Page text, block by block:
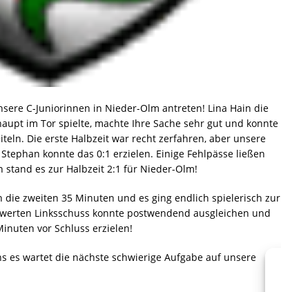
C-Juniorinnen in Nieder-Olm antreten! Lina Hain die
im Tor spielte, machte Ihre Sache sehr gut und konnte
Die erste Halbzeit war recht zerfahren, aber unsere
konnte das 0:1 erzielen. Einige Fehlpässe ließen
es zur Halbzeit 2:1 für Nieder-Olm!
die zweiten 35 Minuten und es ging endlich spielerisch zur
Linksschuss konnte postwendend ausgleichen und
vor Schluss erzielen!
es wartet die nächste schwierige Aufgabe auf unsere